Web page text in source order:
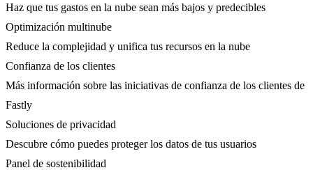
Haz que tus gastos en la nube sean más bajos y predecibles
Optimización multinube
Reduce la complejidad y unifica tus recursos en la nube
Confianza de los clientes
Más información sobre las iniciativas de confianza de los clientes de
Fastly
Soluciones de privacidad
Descubre cómo puedes proteger los datos de tus usuarios
Panel de sostenibilidad